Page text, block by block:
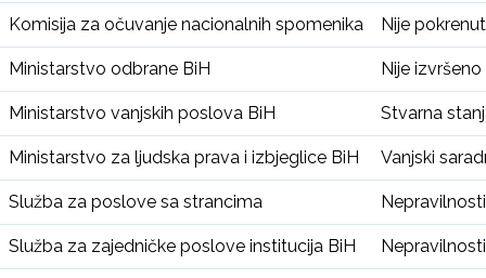
Komisija za očuvanje nacionalnih spomenika Nije
Ministarstvo odbrane BiH Nije
Ministarstvo vanjskih poslova BiH Stvarna
Ministarstvo za ljudska prava i izbjeglice BiH Vanjski
Služba za poslove sa strancima
Služba za zajedničke poslove institucija BiH